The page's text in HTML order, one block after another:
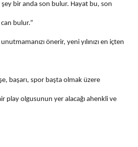
şey bir anda son bulur. Hayat bu, son
bulur.”
önerir, yeni yılınızı en içten
başarı, spor başta olmak üzere
play olgusunun yer alacağı ahenkli ve